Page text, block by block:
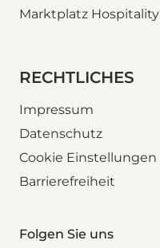
Marktplatz Hospitality
RECHTLICHES
Impressum
Datenschutz
Cookie Einstellungen
Barrierefreiheit
Folgen Sie uns